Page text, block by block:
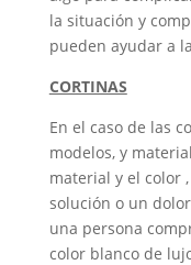
la situación y
pueden ayudar a
CORTINAS
En el caso de las
modelos, y
material y el color
solución o un
una persona
color blanco de